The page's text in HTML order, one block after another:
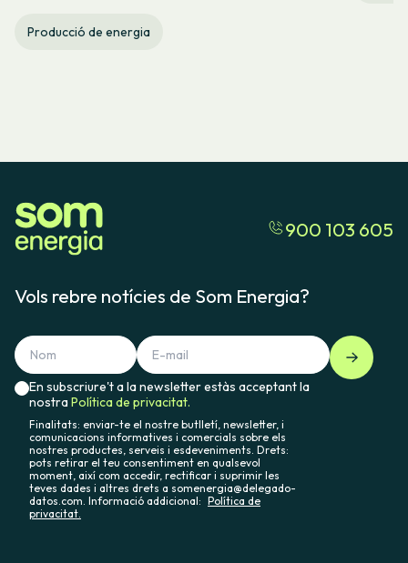
Producció de energia
900 103 605
Vols rebre notícies de Som Energia?
En subscriure't a la newsletter estàs acceptant la
nostraPolítica de privacitat.
Finalitats: enviar-te el nostre butlletí, newsletter, i
comunicacions informatives i comercials sobre els
nostres productes, serveis i esdeveniments. Drets:
pots retirar el teu consentiment en qualsevol
moment, així com accedir, rectificar i suprimir les
teves dades i altres drets a somenergia@delegado-
datos.com. Informació addicional: Política de
privacitat.